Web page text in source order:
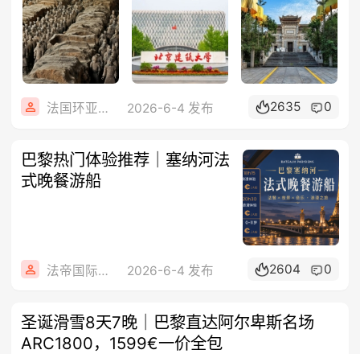
法国环亚旅游 2026-6-4 发布 2635 0
巴黎热门体验推荐｜塞纳河法
式晚餐游船
法帝国际旅行社 2026-6-4 发布 2604 0
圣诞滑雪8天7晚｜巴黎直达阿尔卑斯名场
ARC1800，1599€一价全包